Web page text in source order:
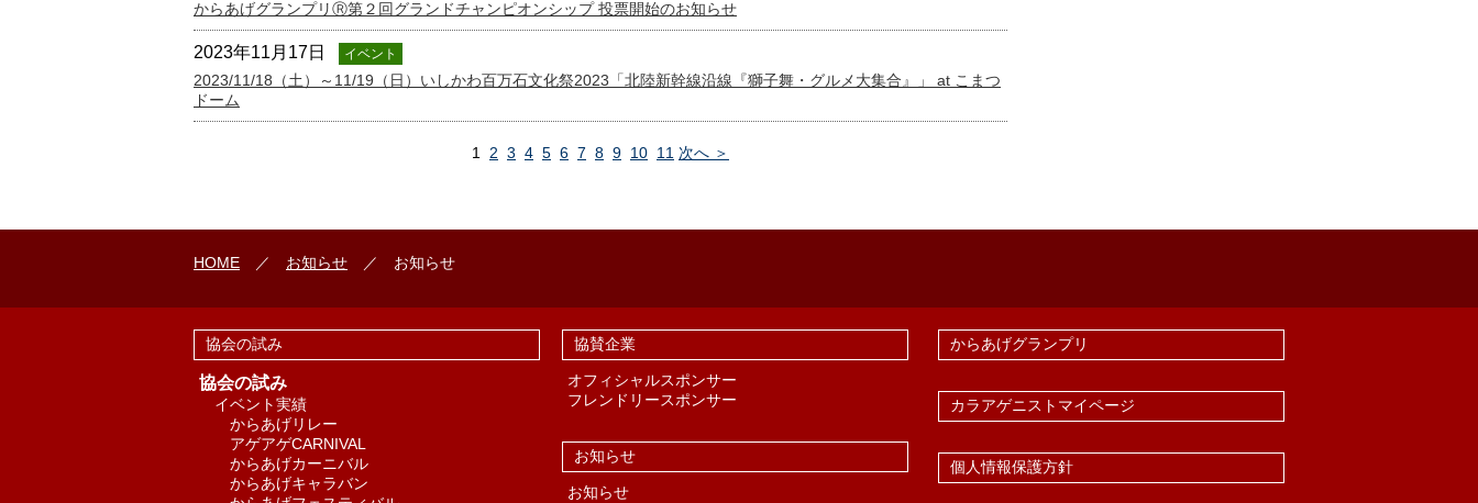
からあげグランプリⓇ第２回グランドチャンピオンシップ 投票開始のお知らせ
2023年11月17日
イベント
2023/11/18（土）～11/19（日）いしかわ百万石文化祭2023「北陸新幹線沿線『獅子舞・グルメ大集合』」 at こまつ
ドーム
1 2 3 4 5 6 7 8 9 10 11 次へ ＞
HOME ／ お知らせ ／ お知らせ
協会の試み
協会の試み
イベント実績
からあげリレー
アゲアゲCARNIVAL
からあげカーニバル
からあげキャラバン
協賛企業
オフィシャルスポンサー
フレンドリースポンサー
お知らせ
お知らせ
からあげグランプリ
カラアゲニストマイページ
個人情報保護方針